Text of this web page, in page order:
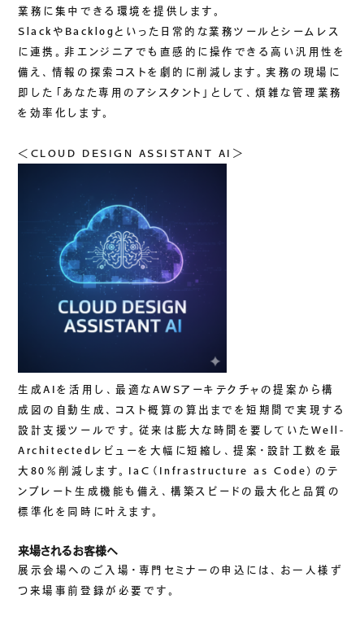
沿革
拠点一覧
ACCESS
CONTACT
お問い合わせ
業務に集中できる環境を提供します。
SlackやBacklogといった日常的な業務ツールとシームレス
に連携。非エンジニアでも直感的に操作できる高い汎用性を
備え、情報の探索コストを劇的に削減します。実務の現場に
即した「あなた専用のアシスタント」として、煩雑な管理業務
を効率化します。
＜CLOUD DESIGN ASSISTANT AI＞
生成AIを活用し、最適なAWSアーキテクチャの提案から構
成図の自動生成、コスト概算の算出までを短期間で実現する
設計支援ツールです。従来は膨大な時間を要していたWell-
Architectedレビューを大幅に短縮し、提案・設計工数を最
大80％削減します。IaC（Infrastructure as Code）のテ
ンプレート生成機能も備え、構築スピードの最大化と品質の
標準化を同時に叶えます。
来場されるお客様へ
展示会場へのご入場・専門セミナーの申込には、お一人様ず
つ来場事前登録が必要です。